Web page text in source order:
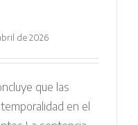
de 2026
que las
en el